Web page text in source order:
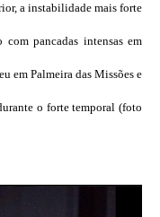
a instabilidade mais forte
pancadas intensas em
em Palmeira das Missões e
o forte temporal (foto